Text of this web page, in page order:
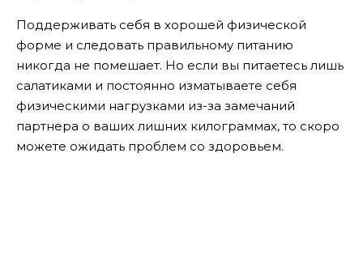
Поддерживать себя в хорошей физической
форме и следовать правильному питанию
никогда не помешает. Но если вы питаетесь лишь
салатиками и постоянно изматываете себя
физическими нагрузками из-за замечаний
партнера о ваших лишних килограммах, то скоро
можете ожидать проблем со здоровьем.